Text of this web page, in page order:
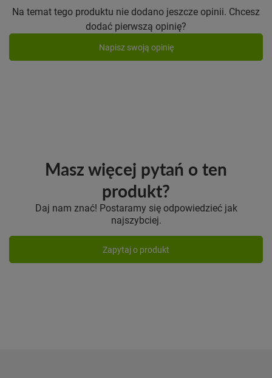
Na temat tego produktu nie dodano jeszcze opinii. Chcesz
dodać pierwszą opinię?
Napisz swoją opinię
Masz więcej pytań o ten
produkt?
Daj nam znać! Postaramy się odpowiedzieć jak
najszybciej.
Zapytaj o produkt